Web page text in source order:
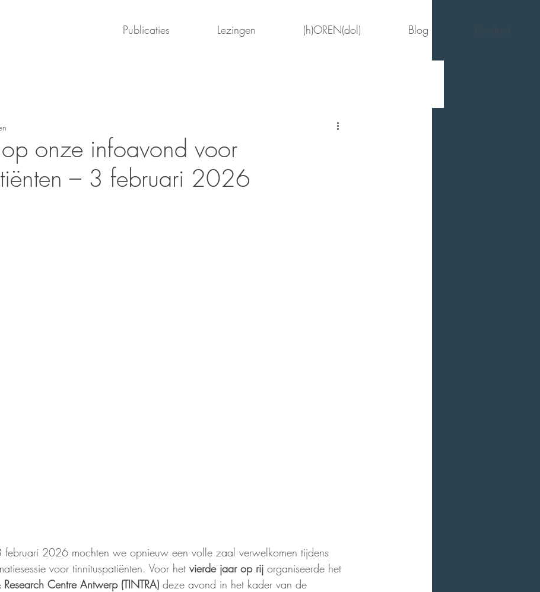
Publicaties Lezingen (h)OREN(dol) Blog
onze infoavond voor
– 3 februari 2026
2026 mochten we opnieuw een volle zaal verwelkomen tijdens
voor tinnituspatiënten. Voor het vierde jaar op rij organiseerde het
Centre Antwerp (TINTRA) deze avond in het kader van de